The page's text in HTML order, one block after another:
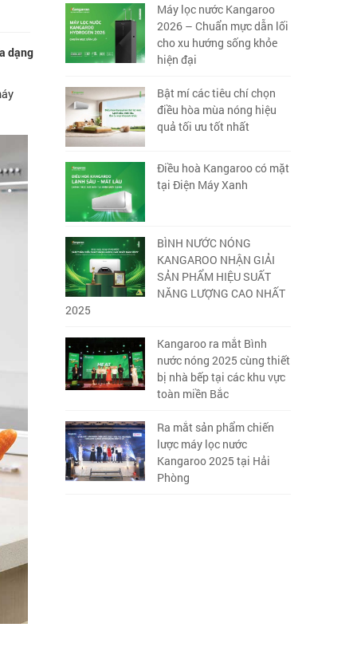
dạng
Máy lọc nước Kangaroo
2026 – Chuẩn mực dẫn lối
cho xu hướng sống khỏe
hiện đại
Bật mí các tiêu chí chọn
điều hòa mùa nóng hiệu
quả tối ưu tốt nhất
Điều hoà Kangaroo có mặt
tại Điện Máy Xanh
BÌNH NƯỚC NÓNG
KANGAROO NHẬN GIẢI
SẢN PHẨM HIỆU SUẤT
NĂNG LƯỢNG CAO NHẤT
2025
Kangaroo ra mắt Bình
nước nóng 2025 cùng thiết
bị nhà bếp tại các khu vực
toàn miền Bắc
Ra mắt sản phẩm chiến
lược máy lọc nước
Kangaroo 2025 tại Hải
Phòng